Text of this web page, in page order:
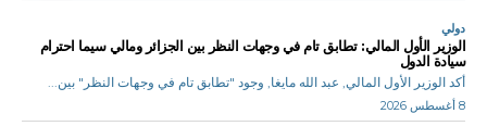
دولي
الوزير الأول المالي: تطابق تام في وجهات النظر بين الجزائر ومالي سيما احترام
سيادة الدول
أكد الوزير الأول المالي, عبد الله مايغا, وجود "تطابق تام في وجهات النظر" بين...
8 أغسطس 2026